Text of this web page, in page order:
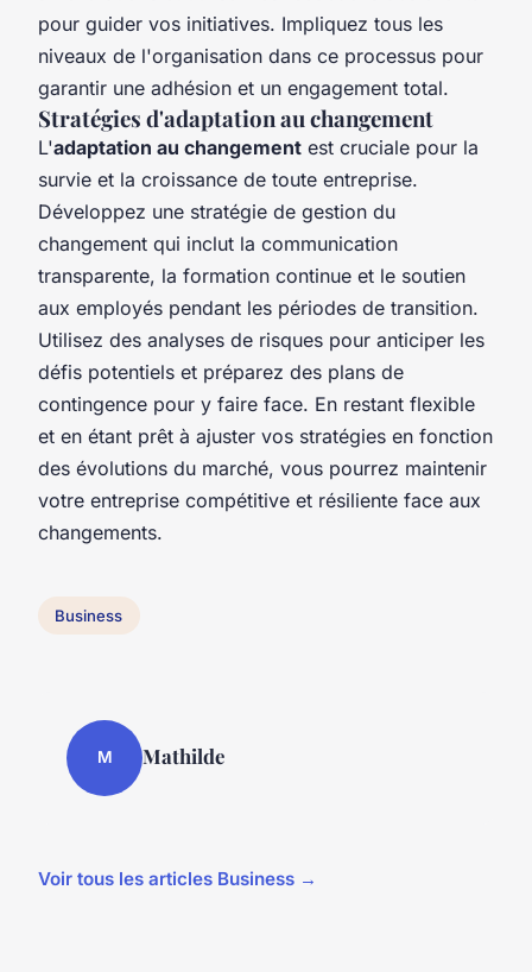
pour guider vos initiatives. Impliquez tous les
niveaux de l'organisation dans ce processus pour
garantir une adhésion et un engagement total.
Stratégies d'adaptation au changement
L'adaptation au changement est cruciale pour la
survie et la croissance de toute entreprise.
Développez une stratégie de gestion du
changement qui inclut la communication
transparente, la formation continue et le soutien
aux employés pendant les périodes de transition.
Utilisez des analyses de risques pour anticiper les
défis potentiels et préparez des plans de
contingence pour y faire face. En restant flexible
et en étant prêt à ajuster vos stratégies en fonction
des évolutions du marché, vous pourrez maintenir
votre entreprise compétitive et résiliente face aux
changements.
Business
M Mathilde
Voir tous les articles Business →